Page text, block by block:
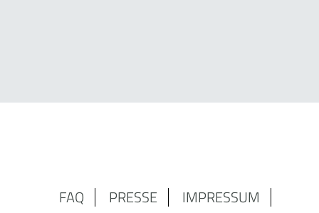
FAQ PRESSE
IMPRESSUM